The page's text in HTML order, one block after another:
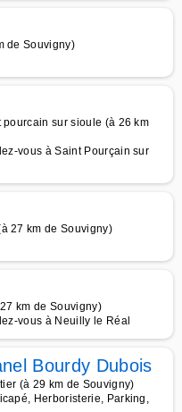
de Souvigny)
sur sioule (à 26 km
vous à Saint Pourçain sur
27 km de Souvigny)
km de Souvigny)
vous à Neuilly le Réal
Bourdy Dubois
(à 29 km de Souvigny)
Herboristerie, Parking,